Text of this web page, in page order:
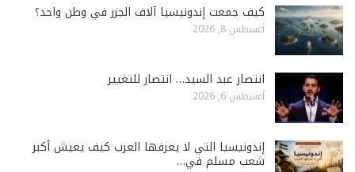
كيف جمعت إندونيسيا آلاف الجزر في وطن واحد؟
أغسطس 8, 2026
انتصار عبد السيد… انتصار للتغيير
أغسطس 6, 2026
إندونيسيا التي لا يعرفها العرب كيف يعيش أكبر
شعب مسلم في…